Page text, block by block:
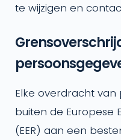
te wijzigen en
Elke overdracht
buiten de Europese
(EER) aan een